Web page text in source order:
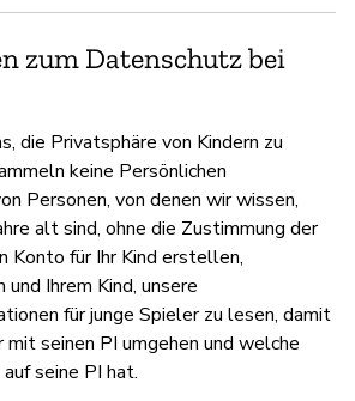
zum Datenschutz bei
die Privatsphäre von Kindern zu
keine Persönlichen
Personen, von denen wir wissen,
alt sind, ohne die Zustimmung der
Konto für Ihr Kind erstellen,
Ihrem Kind, unsere
für junge Spieler zu lesen, damit
seinen PI umgehen und welche
seine PI hat.